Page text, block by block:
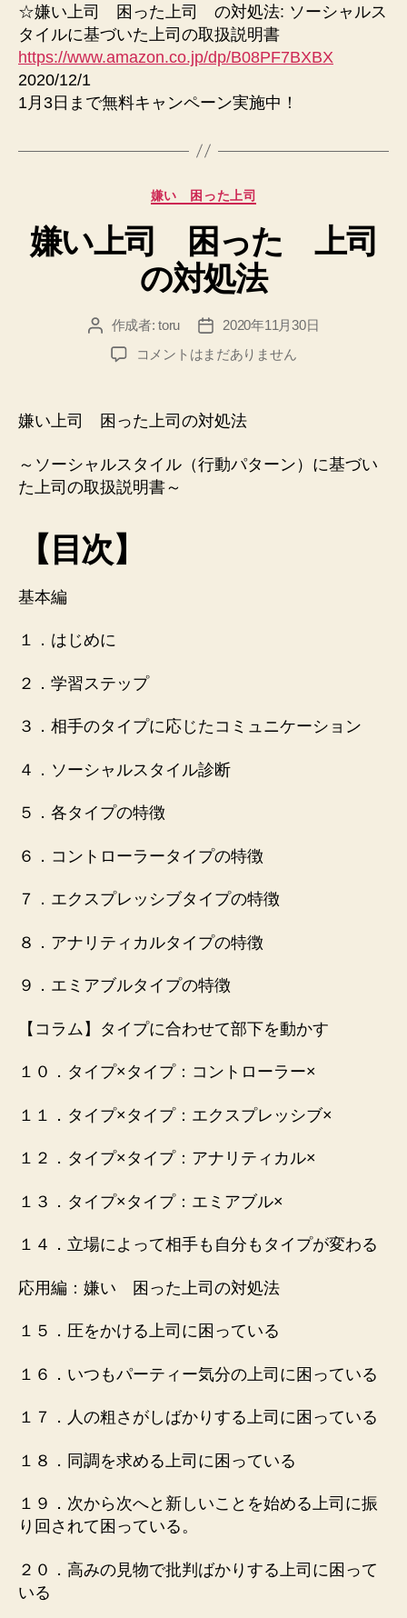
☆嫌い上司 困った上司 の対処法: ソーシャルス
タイルに基づいた上司の取扱説明書
https://www.amazon.co.jp/dp/B08PF7BXBX
2020/12/1
1月3日まで無料キャンペーン実施中！
カ
ゴ
リ
ー
嫌い 困った上司
嫌い上司 困った 上司
の対処法
投 作成者:toru
投
稿
日
2020年11月30日
嫌
司
困
た
上
コメントはまだありません
嫌い上司 困った上司の対処法
～ソーシャルスタイル（行動パターン）に基づい
た上司の取扱説明書～
【目次】
基本編
１．はじめに
２．学習ステップ
３．相手のタイプに応じたコミュニケーション
４．ソーシャルスタイル診断
５．各タイプの特徴
６．コントローラータイプの特徴
７．エクスプレッシブタイプの特徴
８．アナリティカルタイプの特徴
９．エミアブルタイプの特徴
【コラム】タイプに合わせて部下を動かす
１０．タイプ×タイプ：コントローラー×
１１．タイプ×タイプ：エクスプレッシブ×
１２．タイプ×タイプ：アナリティカル×
１３．タイプ×タイプ：エミアブル×
１４．立場によって相手も自分もタイプが変わる
応用編：嫌い 困った上司の対処法
１５．圧をかける上司に困っている
１６．いつもパーティー気分の上司に困っている
１７．人の粗さがしばかりする上司に困っている
１８．同調を求める上司に困っている
１９．次から次へと新しいことを始める上司に振
り回されて困っている。
２０．高みの見物で批判ばかりする上司に困って
いる